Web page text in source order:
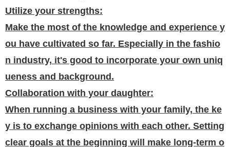
Utilize your strengths:
Make the most of the knowledge and experience y
ou have cultivated so far. Especially in the fashio
n industry, it's good to incorporate your own uniq
ueness and background.
Collaboration with your daughter:
When running a business with your family, the ke
y is to exchange opinions with each other. Setting
clear goals at the beginning will make long-term o